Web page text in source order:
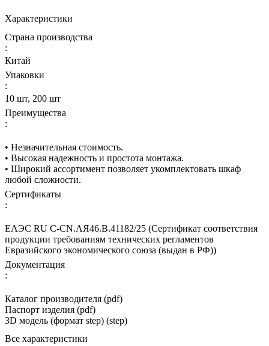
Характеристики
Страна производства
:
Китай
Упаковки
:
10 шт, 200 шт
Преимущества
:
• Незначительная стоимость.
• Высокая надежность и простота монтажа.
• Широкий ассортимент позволяет укомплектовать шкаф
любой сложности.
Сертификаты
:
ЕАЭС RU С-CN.АЯ46.В.41182/25 (Сертификат соответствия
продукции требованиям технических регламентов
Евразийского экономического союза (выдан в РФ))
Документация
:
Каталог производителя (pdf)
Паспорт изделия (pdf)
3D модель (формат step) (step)
Все характеристики